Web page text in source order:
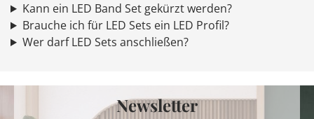
Kann ein LED Band Set gekürzt werden?
Brauche ich für LED Sets ein LED Profil?
Wer darf LED Sets anschließen?
Newsletter